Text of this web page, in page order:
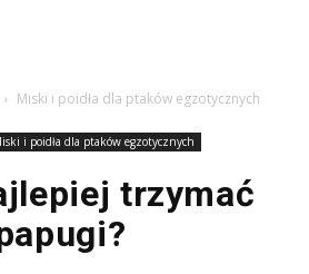
Miski i poidła dla ptaków egzotycznych
i poidła dla ptaków egzotycznych
trzymać